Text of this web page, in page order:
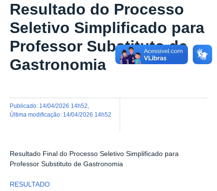
Resultado do Processo
Seletivo Simplificado para
Professor Substituto de
Gastronomia
publicado: 14/04/2026 14h52
última modificação: 14/04/2026 14h52
Resultado Final do Processo Seletivo Simplificado para
Professor Substituto de Gastronomia
RESULTADO